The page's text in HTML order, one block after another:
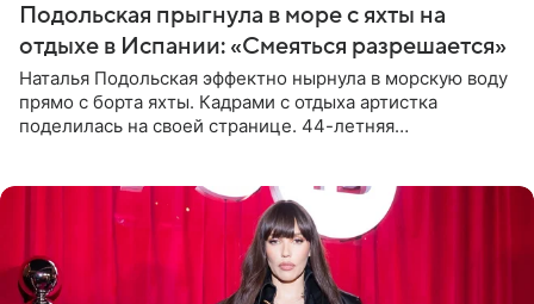
Подольская прыгнула в море с яхты на
отдыхе в Испании: «Смеяться разрешается»
Наталья Подольская эффектно нырнула в морскую воду
прямо с борта яхты. Кадрами с отдыха артистка
поделилась на своей странице. 44-летняя